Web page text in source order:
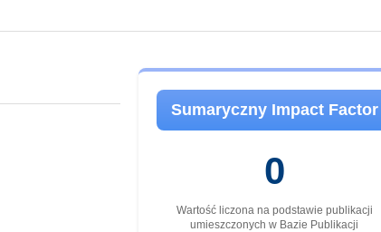
Sumaryczny Impact Factor
0
Wartość liczona na podstawie publikacji
umieszczonych w Bazie Publikacji